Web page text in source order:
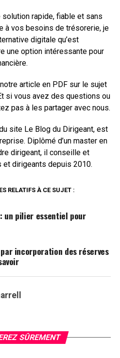
solution rapide, fiable et sans
à vos besoins de trésorerie, je
digitale qu’est
une option intéressante pour
article en PDF sur le sujet
si vous avez des questions ou
pas à les partager avec nous.
site Le Blog du Dirigeant, est
Diplômé d’un master en
dirigeant, il conseille et
et dirigeants depuis 2010.
RELATIFS À CE SUJET :
un pilier essentiel pour
incorporation des réserves
SÛREMENT